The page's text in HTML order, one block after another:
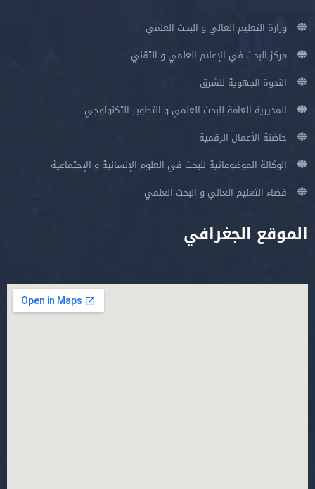
وزارة التعليم العالي و البحث العلمي
مركز البحث في الإعلام العلمي و التقني
الندوة الجهوية للشرق
المديرية العامة للبحث العلمي و التطوير التكنولوجي
حاضنة الأعمال الرقمية
الوكالة الموضوعاتية للبحث في العلوم الإنسانية و الإجتماعية
فضاء التعليم العالي و البحث العلمي
الموقع الجغرافي